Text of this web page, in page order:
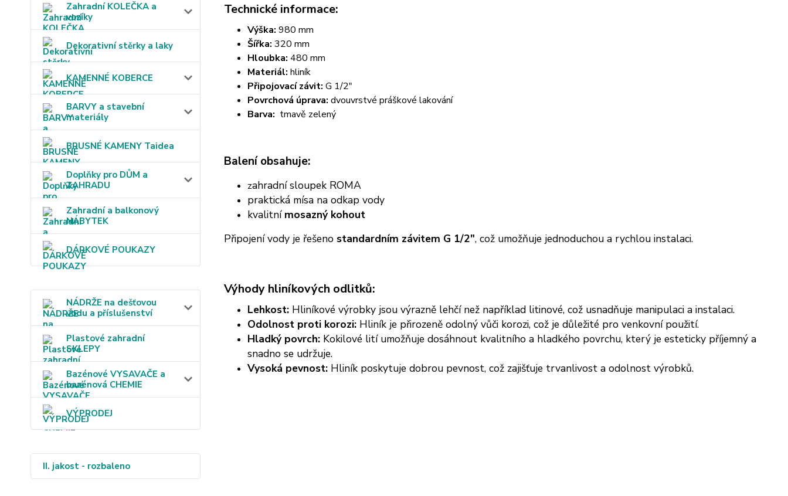
Zahradní KOLEČKA a
vozíky
Dekorativní stěrky a laky
KAMENNÉ KOBERCE
BARVY a stavební
materiály
BRUSNÉ KAMENY Taidea
Doplňky pro DŮM a
ZAHRADU
Zahradní a balkonový
NÁBYTEK
DÁRKOVÉ POUKAZY
NÁDRŽE na dešťovou
vodu a příslušenství
Plastové zahradní
SKLEPY
Bazénové VYSAVAČE a
bazénová CHEMIE
VÝPRODEJ
II. jakost - rozbaleno
Technické informace:
Výška: 980 mm
Šířka: 320 mm
Hloubka: 480 mm
Materiál: hliník
Připojovací závit: G 1/2"
Povrchová úprava: dvouvrstvé práškové lakování
Barva: tmavě zelený
Balení obsahuje:
zahradní sloupek ROMA
praktická mísa na odkap vody
kvalitní mosazný kohout
Připojení vody je řešeno standardním závitem G 1/2", což umožňuje jednoduchou a rychlou instalaci.
Výhody hliníkových odlitků:
Lehkost:Hliníkové výrobky jsou výrazně lehčí než například litinové, což usnadňuje manipulaci a instalaci.
Odolnost proti korozi:Hliník je přirozeně odolný vůči korozi, což je důležité pro venkovní použití.
Hladký povrch:Kokilové lití umožňuje dosáhnout kvalitního a hladkého povrchu, který je esteticky příjemný a
snadno se udržuje.
Vysoká pevnost:Hliník poskytuje dobrou pevnost, což zajišťuje trvanlivost a odolnost výrobků.